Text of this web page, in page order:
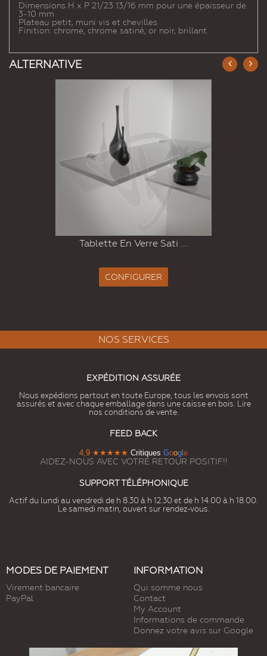
Dimensions H x P 21/23 13/16 mm pour une épaisseur de
3-10 mm
Plateau petit, muni vis et chevilles
Finition: chrome, chrome satiné, or noir, brillant.
ALTERNATIVE
Tablette En Verre Sati ...
CONFIGURER
NOS SERVICES
EXPÉDITION ASSURÉE
Nous expédions partout en toute Europe, tous les envois sont
assurés et avec chaque emballage dans une caisse en bois. Lire
nos conditions de vente.
FEED BACK
4,9 ★★★★★ Critiques Goog e
AIDEZ-NOUS AVEC VOTRE RETOUR POSITIF!!
SUPPORT TÉLÉPHONIQUE
Actif du lundi au vendredi de h 8.30 à h 12.30 et de h 14.00 à h 18.00.
Le samedi matin, ouvert sur rendez-vous.
MODES DE PAIEMENT
Virement bancaire
PayPal
INFORMATION
Qui somme nous
Contact
My Account
Informations de commande
Donnez votre avis sur Google